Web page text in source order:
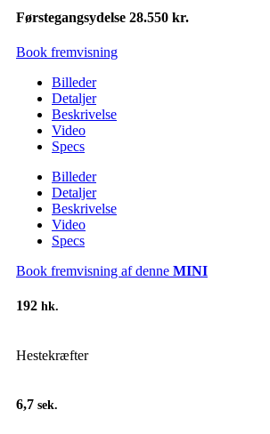
Førstegangsydelse 28.550 kr.
Book fremvisning
Billeder
Detaljer
Beskrivelse
Video
Specs
Billeder
Detaljer
Beskrivelse
Video
Specs
Book fremvisning af denne MINI
192 hk.
Hestekræfter
6,7 sek.